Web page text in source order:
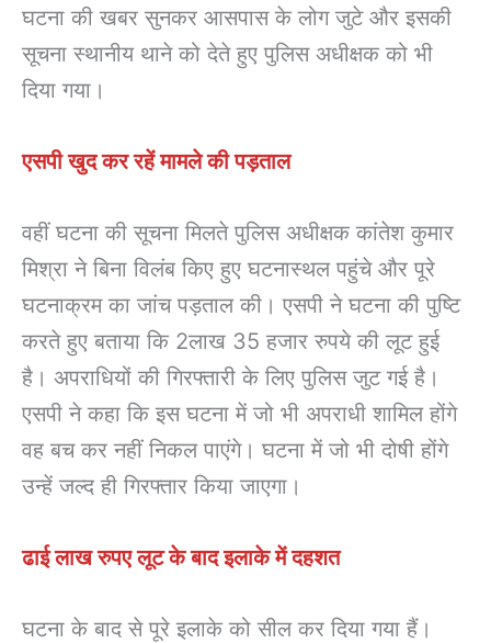
घटना की खबर सुनकर आसपास के लोग जुटे और इसकी
सूचना स्थानीय थाने को देते हुए पुलिस अधीक्षक को भी
दिया गया।
एसपी खुद कर रहें मामले की पड़ताल
वहीं घटना की सूचना मिलते पुलिस अधीक्षक कांतेश कुमार
मिश्रा ने बिना विलंब किए हुए घटनास्थल पहुंचे और पूरे
घटनाक्रम का जांच पड़ताल की। एसपी ने घटना की पुष्टि
करते हुए बताया कि 2लाख 35 हजार रुपये की लूट हुई
है। अपराधियों की गिरफ्तारी के लिए पुलिस जुट गई है।
एसपी ने कहा कि इस घटना में जो भी अपराधी शामिल होंगे
वह बच कर नहीं निकल पाएंगे। घटना में जो भी दोषी होंगे
उन्हें जल्द ही गिरफ्तार किया जाएगा।
ढाई लाख रुपए लूट के बाद इलाके में दहशत
घटना के बाद से पूरे इलाके को सील कर दिया गया हैं।